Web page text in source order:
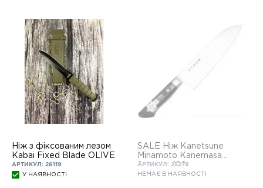
Ніж з фіксованим лезом
Kabai Fixed Blade OLIVE
АРТИКУЛ: 26119
У НАЯВНОСТІ
SALE Ніж Kanetsune
Minamoto Kanemasa
Santoku 180 мм -
Allzweckmesser
АРТИКУЛ: 25278
НЕМАЄ В НАЯВНОСТІ